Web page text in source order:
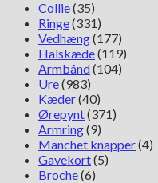
Collie(35)
Ringe(331)
Vedhæng(177)
Halskæde(119)
Armbånd(104)
Ure(983)
Kæder(40)
Ørepynt(371)
Armring(9)
Manchet knapper(4)
Gavekort(5)
Broche(6)